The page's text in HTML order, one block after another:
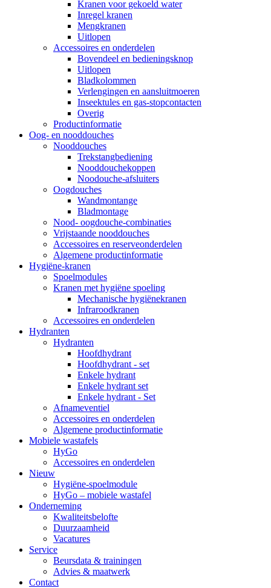
Kranen voor gekoeld water
Inregel kranen
Mengkranen
Uitlopen
Accessoires en onderdelen
Bovendeel en bedieningsknop
Uitlopen
Bladkolommen
Verlengingen en aansluitmoeren
Inseektules en gas-stopcontacten
Overig
Productinformatie
Oog- en nooddouches
Nooddouches
Trekstangbediening
Nooddouchekoppen
Noodouche-afsluiters
Oogdouches
Wandmontange
Bladmontage
Nood- oogdouche-combinaties
Vrijstaande nooddouches
Accessoires en reserveonderdelen
Algemene productinformatie
Hygiëne-kranen
Spoelmodules
Kranen met hygiëne spoeling
Mechanische hygiënekranen
Infraroodkranen
Accessoires en onderdelen
Hydranten
Hydranten
Hoofdhydrant
Hoofdhydrant - set
Enkele hydrant
Enkele hydrant set
Enkele hydrant - Set
Afnameventiel
Accessoires en onderdelen
Algemene productinformatie
Mobiele wastafels
HyGo
Accessoires en onderdelen
Nieuw
Hygiëne-spoelmodule
HyGo – mobiele wastafel
Onderneming
Kwaliteitsbelofte
Duurzaamheid
Vacatures
Service
Beursdata & trainingen
Advies & maatwerk
Contact